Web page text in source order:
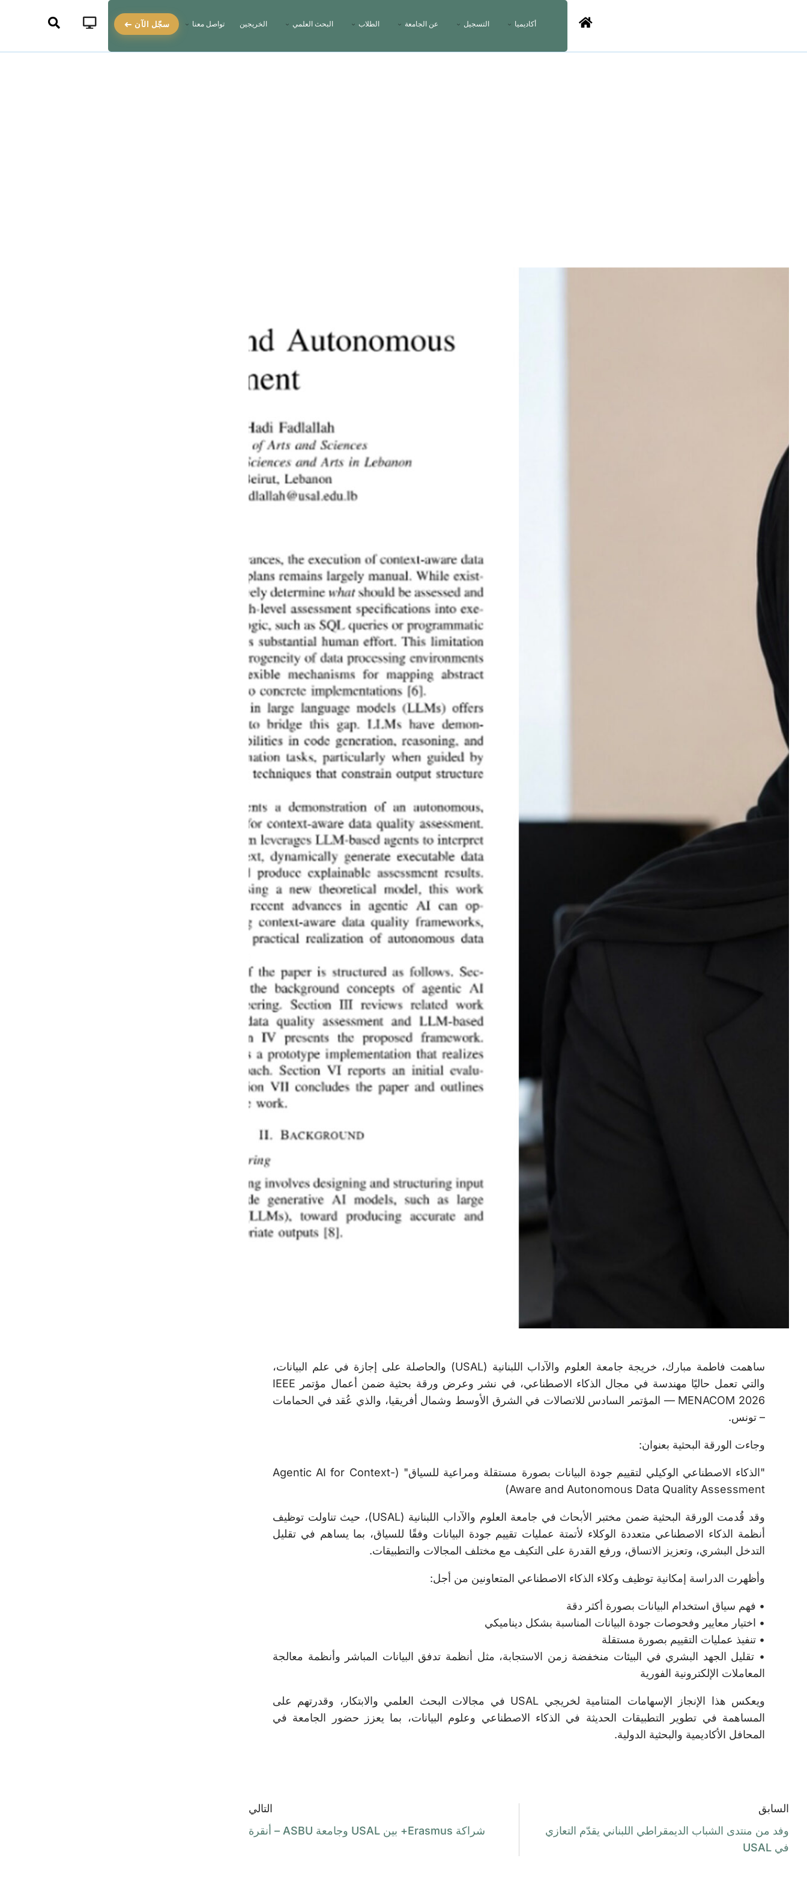
أكاديميا التسجيل عن الجامعة الطلاب البحث العلمي الخريجين تواصل معنا سجّل الآن
ساهمت فاطمة مبارك، خريجة جامعة العلوم والآداب اللبنانية (USAL) والحاصلة على إجازة في علم البيانات،
والتي تعمل حاليًا مهندسة في مجال الذكاء الاصطناعي، في نشر وعرض ورقة بحثية ضمن أعمال مؤتمر IEEE
MENACOM 2026 — المؤتمر السادس للاتصالات في الشرق الأوسط وشمال أفريقيا، والذي عُقد في الحمامات
– تونس.
وجاءت الورقة البحثية بعنوان:
"الذكاء الاصطناعي الوكيلي لتقييم جودة البيانات بصورة مستقلة ومراعية للسياق" (Agentic AI for Context-
Aware and Autonomous Data Quality Assessment)
وقد قُدمت الورقة البحثية ضمن مختبر الأبحاث في جامعة العلوم والآداب اللبنانية (USAL)، حيث تناولت توظيف
أنظمة الذكاء الاصطناعي متعددة الوكلاء لأتمتة عمليات تقييم جودة البيانات وفقًا للسياق، بما يساهم في تقليل
التدخل البشري، وتعزيز الاتساق، ورفع القدرة على التكيف مع مختلف المجالات والتطبيقات.
وأظهرت الدراسة إمكانية توظيف وكلاء الذكاء الاصطناعي المتعاونين من أجل:
• فهم سياق استخدام البيانات بصورة أكثر دقة
• اختيار معايير وفحوصات جودة البيانات المناسبة بشكل ديناميكي
• تنفيذ عمليات التقييم بصورة مستقلة
• تقليل الجهد البشري في البيئات منخفضة زمن الاستجابة، مثل أنظمة تدفق البيانات المباشر وأنظمة معالجة
المعاملات الإلكترونية الفورية
ويعكس هذا الإنجاز الإسهامات المتنامية لخريجي USAL في مجالات البحث العلمي والابتكار، وقدرتهم على
المساهمة في تطوير التطبيقات الحديثة في الذكاء الاصطناعي وعلوم البيانات، بما يعزز حضور الجامعة في
المحافل الأكاديمية والبحثية الدولية.
السابق
وفد من منتدى الشباب الديمقراطي اللبناني يقدّم التعازي
في USAL
التالي
شراكة Erasmus+ بين USAL وجامعة ASBU – أنقرة